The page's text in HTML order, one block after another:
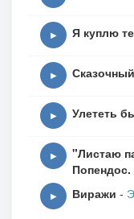
Истины
Сны ночные,
Солнца
На рассвете
Мысли и
▶ Я куплю
▶
▶ Улететь
▶
"Листаю
Попендос.
▶ Виражи -